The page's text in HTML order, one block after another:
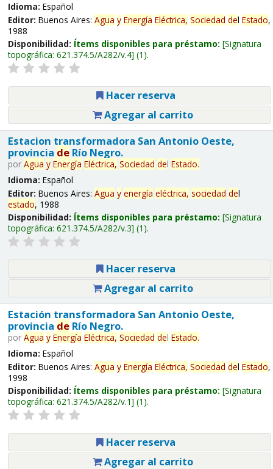
Idioma: Español
Editor: Buenos Aires: Agua y Energía Eléctrica, Sociedad del Estado,
1988
Disponibilidad: Ítems disponibles para préstamo: Signatura
topográfica: 621.374.5/A282/v.4 (1).
Hacer reserva
Agregar al carrito
Estacion transformadora San Antonio Oeste,
provincia deRío Negro.
por Agua y Energía Eléctrica, Sociedad del Estado.
Idioma: Español
Editor: Buenos Aires: Agua y energía eléctrica, sociedad del
estado, 1988
Disponibilidad: Ítems disponibles para préstamo: Signatura
topográfica: 621.374.5/A282/v.3 (1).
Hacer reserva
Agregar al carrito
Estación transformadora San Antonio Oeste,
provincia deRío Negro.
por Agua y Energía Eléctrica, Sociedad del Estado.
Idioma: Español
Editor: Buenos Aires: Agua y Energía Eléctrica, Sociedad del Estado,
1998
Disponibilidad: Ítems disponibles para préstamo: Signatura
topográfica: 621.374.5/A282/v.1 (1).
Hacer reserva
Agregar al carrito